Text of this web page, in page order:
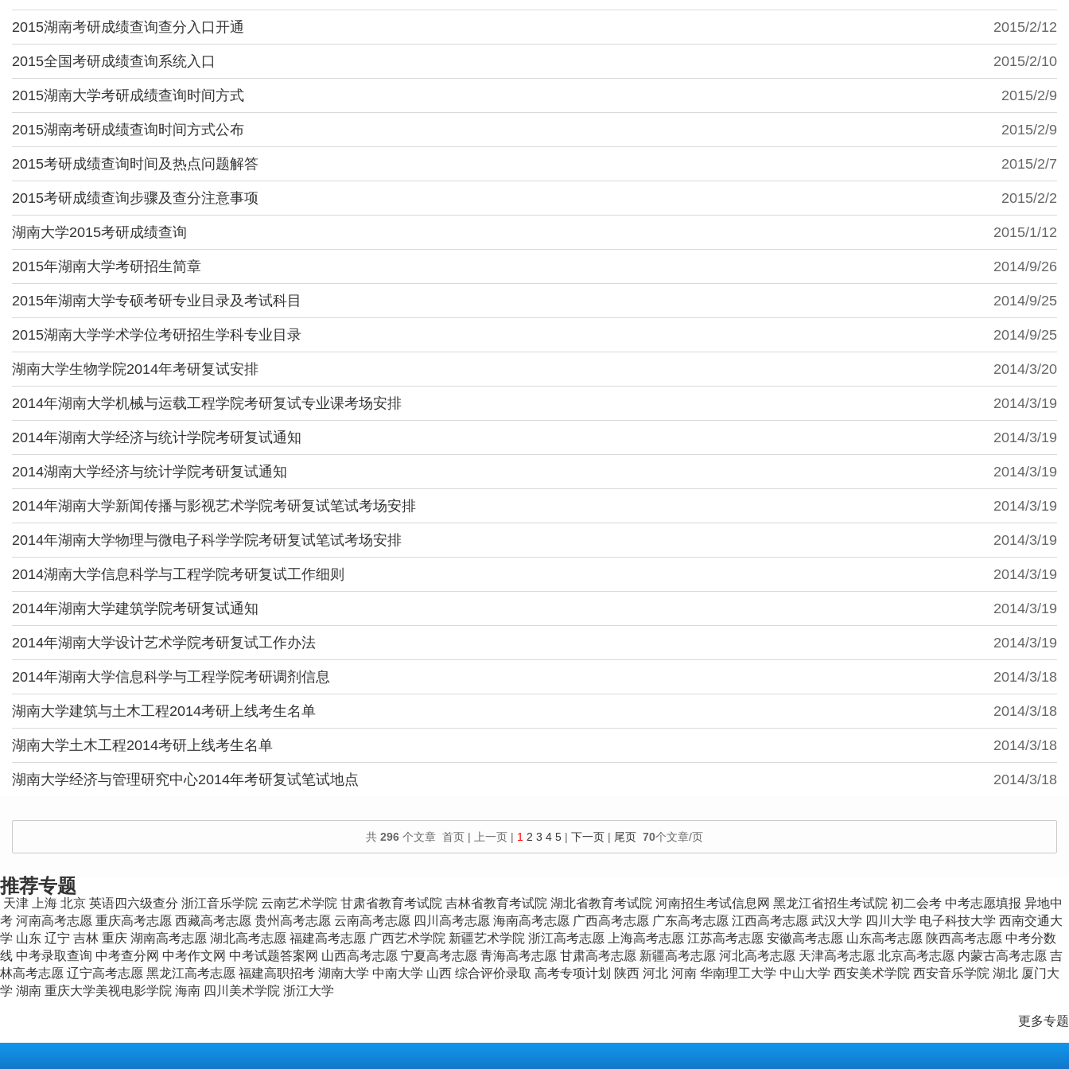
2015/2/12
2015湖南考研成绩查询查分入口开通
2015/2/10
2015全国考研成绩查询系统入口
2015/2/9
2015湖南大学考研成绩查询时间方式
2015/2/9
2015湖南考研成绩查询时间方式公布
2015/2/7
2015考研成绩查询时间及热点问题解答
2015/2/2
2015考研成绩查询步骤及查分注意事项
2015/1/12
湖南大学2015考研成绩查询
2014/9/26
2015年湖南大学考研招生简章
2014/9/25
2015年湖南大学专硕考研专业目录及考试科目
2014/9/25
2015湖南大学学术学位考研招生学科专业目录
2014/3/20
湖南大学生物学院2014年考研复试安排
2014/3/19
2014年湖南大学机械与运载工程学院考研复试专业课考场安排
2014/3/19
2014年湖南大学经济与统计学院考研复试通知
2014/3/19
2014湖南大学经济与统计学院考研复试通知
2014/3/19
2014年湖南大学新闻传播与影视艺术学院考研复试笔试考场安排
2014/3/19
2014年湖南大学物理与微电子科学学院考研复试笔试考场安排
2014/3/19
2014湖南大学信息科学与工程学院考研复试工作细则
2014/3/19
2014年湖南大学建筑学院考研复试通知
2014/3/19
2014年湖南大学设计艺术学院考研复试工作办法
2014/3/18
2014年湖南大学信息科学与工程学院考研调剂信息
2014/3/18
湖南大学建筑与土木工程2014考研上线考生名单
2014/3/18
湖南大学土木工程2014考研上线考生名单
2014/3/18
湖南大学经济与管理研究中心2014年考研复试笔试地点
共 296 个文章 首页 | 上一页 | 1 2 3 4 5 | 下一页 | 尾页 70个文章/页
推荐专题
天津 上海 北京 英语四六级查分 浙江音乐学院 云南艺术学院 甘肃省教育考试院 吉林省教育考试院 湖北省教育考试院 河南招生考试信息网 黑龙江省招生考试院 初二会考 中考志愿填报 异地中
考 河南高考志愿 重庆高考志愿 西藏高考志愿 贵州高考志愿 云南高考志愿 四川高考志愿 海南高考志愿 广西高考志愿 广东高考志愿 江西高考志愿 武汉大学 四川大学 电子科技大学 西南交通大
学 山东 辽宁 吉林 重庆 湖南高考志愿 湖北高考志愿 福建高考志愿 广西艺术学院 新疆艺术学院 浙江高考志愿 上海高考志愿 江苏高考志愿 安徽高考志愿 山东高考志愿 陕西高考志愿 中考分数
线 中考录取查询 中考查分网 中考作文网 中考试题答案网 山西高考志愿 宁夏高考志愿 青海高考志愿 甘肃高考志愿 新疆高考志愿 河北高考志愿 天津高考志愿 北京高考志愿 内蒙古高考志愿 吉
林高考志愿 辽宁高考志愿 黑龙江高考志愿 福建高职招考 湖南大学 中南大学 山西 综合评价录取 高考专项计划 陕西 河北 河南 华南理工大学 中山大学 西安美术学院 西安音乐学院 湖北 厦门大
学 湖南 重庆大学美视电影学院 海南 四川美术学院 浙江大学
更多专题